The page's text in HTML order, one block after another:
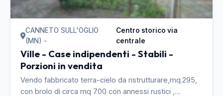
CANNETO SULL'OGLIO
(MN) -
Centro storico via
centrale
Ville - Case indipendenti - Stabili -
Porzioni in vendita
Vendo fabbricato terra-cielo da ristrutturare,mq.295,
con brolo di circa mq 700 con annessi rustici ,